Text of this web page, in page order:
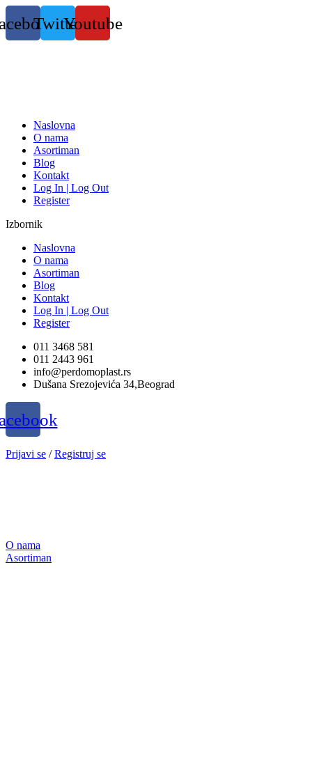
Skočite
na
sadržaj
TwitterYoutube
Naslovna
O nama
Asortiman
Blog
Kontakt
Log In | Log Out
Register
Izbornik
Naslovna
O nama
Asortiman
Blog
Kontakt
Log In | Log Out
Register
011 3468 581
011 2443 961
info@perdomoplast.rs
Dušana Srezojevića 34,Beograd
Prijavi se /Registruj se
O nama
Asortiman